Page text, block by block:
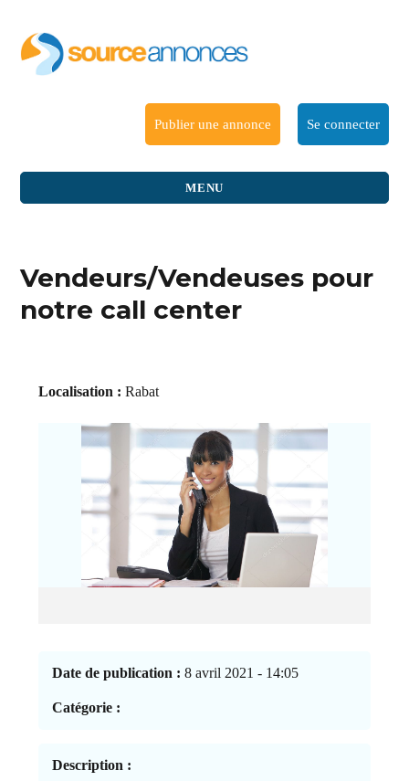
Publier une annonce Se connecter
MENU
Vendeurs/Vendeuses pour
notre call center
Localisation : Rabat
Date de publication : 8 avril 2021 - 14:05
Catégorie :
Description :